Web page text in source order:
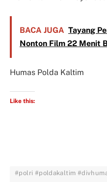
BACA JUGA Tayang
Nonton Film 22 Menit
Humas Polda Kaltim
Like this:
#polri #poldakaltim